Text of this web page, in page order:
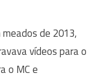
meados de 2013,
vídeos para o
o MC e